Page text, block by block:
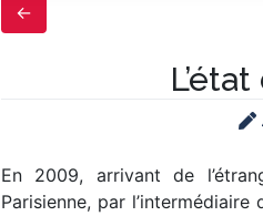
En 2009, arrivant de
Parisienne, par